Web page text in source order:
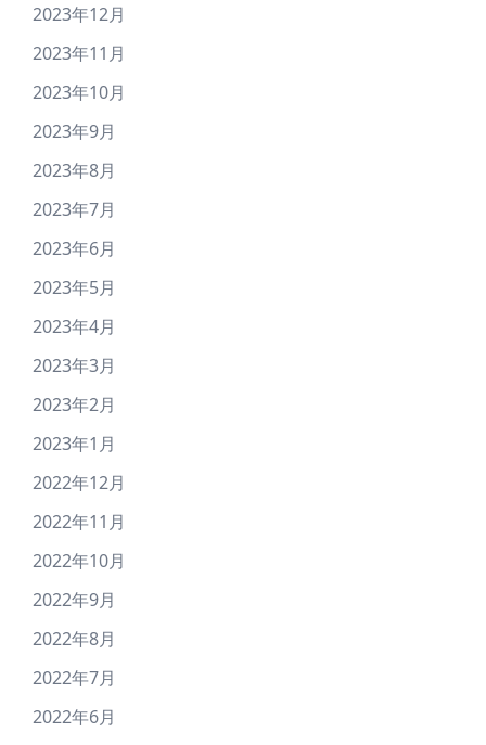
2023年12月
2023年11月
2023年10月
2023年9月
2023年8月
2023年7月
2023年6月
2023年5月
2023年4月
2023年3月
2023年2月
2023年1月
2022年12月
2022年11月
2022年10月
2022年9月
2022年8月
2022年7月
2022年6月